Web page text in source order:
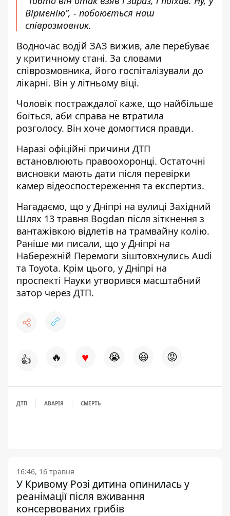
Вірменію”, - побоюється наш
співрозмовник.
Водночас водій ЗАЗ вижив, але перебуває
у критичному стані. За словами
співрозмовника, його госпіталізували до
лікарні. Він у літньому віці.
Чоловік постраждалої каже, що найбільше
боїться, аби справа не втратила
розголосу. Він хоче домогтися правди.
Наразі офіційні причини ДТП
встановлюють правоохоронці. Остаточні
висновки мають дати після перевірки
камер відеоспостереження та експертиз.
Нагадаємо, що у Дніпрі на вулиці Західний
Шлях 13 травня Bogdan після зіткнення з
вантажівкою відлетів на трамвайну колію.
Раніше ми писали, що у Дніпрі на
Набережній Перемоги зіштовхнулись Audi
та Toyota. Крім цього, у Дніпрі на
проспекті Науки утворився масштабний
затор через ДТП.
👍 🔥 ♥ 😭 😆 😡
ДТП АВАРІЯ СМЕРТЬ
16:46, 16 травня
У Кривому Розі дитина опинилась у
реанімації після вживання
консервованих грибів